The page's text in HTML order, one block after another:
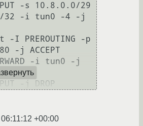
-s 10.8.0.0/29
32 -i tun0 -4 -j
PREROUTING -p
-j ACCEPT
-i tun0 -j
+00:00